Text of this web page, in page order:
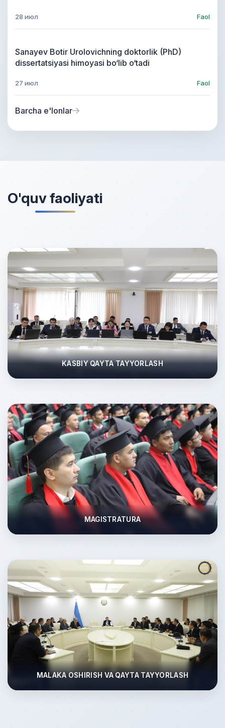
28 июл Faol
Sanayev Botir Urolovichning doktorlik (PhD)
dissertatsiyasi himoyasi bo‘lib o‘tadi
27 июл Faol
Barcha e'lonlar
O'quv faoliyati
KASBIY QAYTA TAYYORLASH
MAGISTRATURA
MALAKA OSHIRISH VA QAYTA TAYYORLASH